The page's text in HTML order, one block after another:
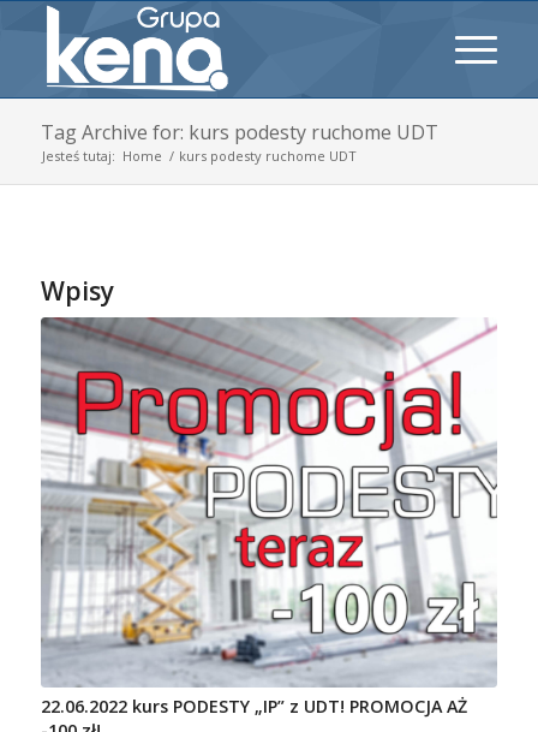
Tag Archive for: kurs podesty ruchome UDT
Jesteś tutaj: Home / kurs podesty ruchome UDT
Wpisy
22.06.2022 kurs PODESTY „IP” z UDT! PROMOCJA AŻ